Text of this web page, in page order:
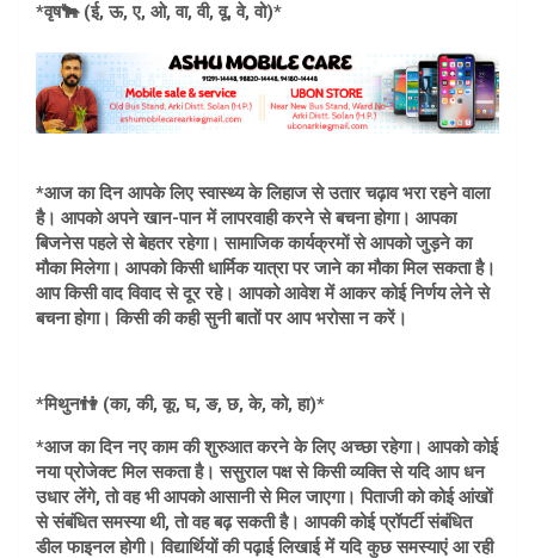
*वृष🐂 (ई, ऊ, ए, ओ, वा, वी, वू, वे, वो)*
*आज का दिन आपके लिए स्वास्थ्य के लिहाज से उतार चढ़ाव भरा रहने वाला
है। आपको अपने खान-पान में लापरवाही करने से बचना होगा। आपका
बिजनेस पहले से बेहतर रहेगा। सामाजिक कार्यक्रमों से आपको जुड़ने का
मौका मिलेगा। आपको किसी धार्मिक यात्रा पर जाने का मौका मिल सकता है।
आप किसी वाद विवाद से दूर रहे। आपको आवेश में आकर कोई निर्णय लेने से
बचना होगा। किसी की कही सुनी बातों पर आप भरोसा न करें।
*मिथुन👫 (का, की, कू, घ, ङ, छ, के, को, हा)*
*आज का दिन नए काम की शुरुआत करने के लिए अच्छा रहेगा। आपको कोई
नया प्रोजेक्ट मिल सकता है। ससुराल पक्ष से किसी व्यक्ति से यदि आप धन
उधार लेंगे, तो वह भी आपको आसानी से मिल जाएगा। पिताजी को कोई आंखों
से संबंधित समस्या थी, तो वह बढ़ सकती है। आपकी कोई प्रॉपर्टी संबंधित
डील फाइनल होगी। विद्यार्थियों की पढ़ाई लिखाई में यदि कुछ समस्याएं आ रही